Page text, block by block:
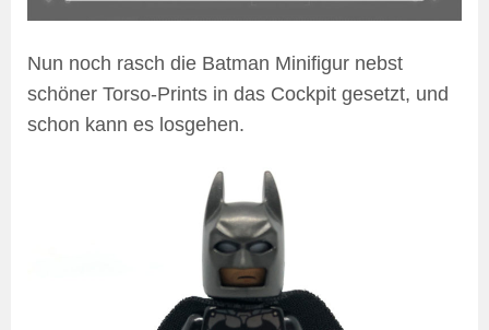
Nun noch rasch die Batman Minifigur nebst
schöner Torso-Prints in das Cockpit gesetzt, und
schon kann es losgehen.